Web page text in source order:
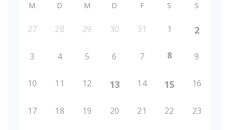
M D M D F S S
27 28 29 30 31 1 2
3 4 5 6 7 8 9
10 11 12 13 14 15 16
17 18 19 20 21 22 23